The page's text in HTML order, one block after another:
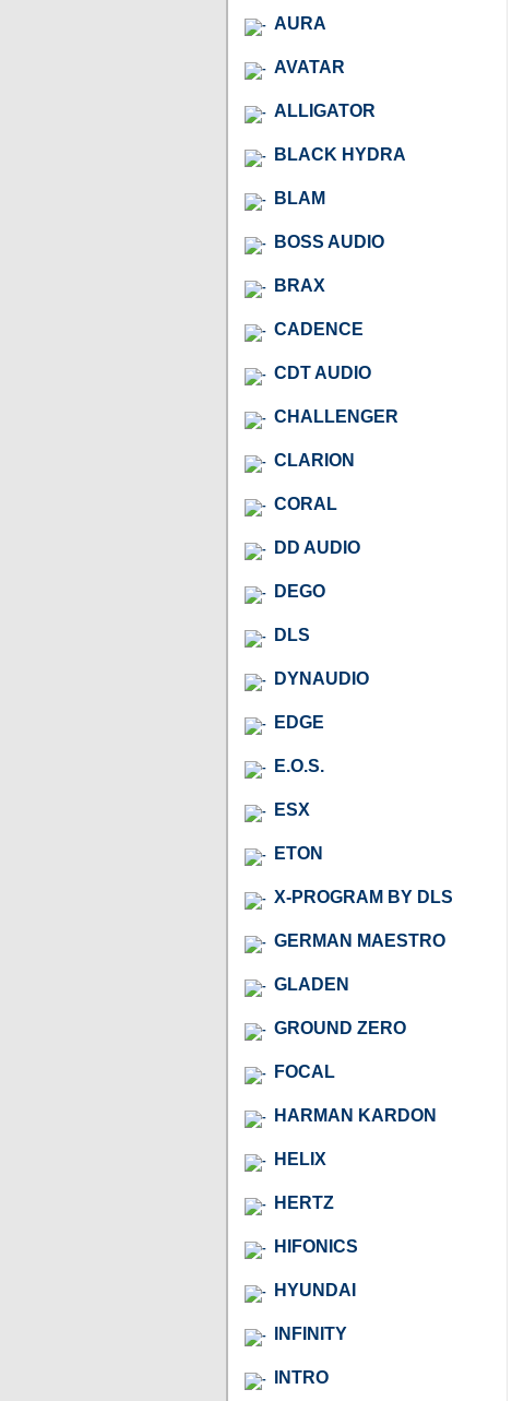
AURA
AVATAR
ALLIGATOR
BLACK HYDRA
BLAM
BOSS AUDIO
BRAX
CADENCE
CDT AUDIO
CHALLENGER
CLARION
CORAL
DD AUDIO
DEGO
DLS
DYNAUDIO
EDGE
E.O.S.
ESX
ETON
X-PROGRAM BY DLS
GERMAN MAESTRO
GLADEN
GROUND ZERO
FOCAL
HARMAN KARDON
HELIX
HERTZ
HIFONICS
HYUNDAI
INFINITY
INTRO